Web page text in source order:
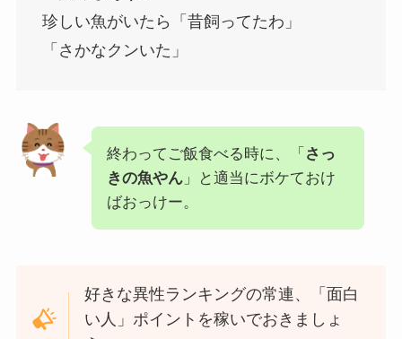
珍しい魚がいたら「昔飼ってたわ」
「さかなクンいた」
終わってご飯食べる時に、「 さっ
きの魚やん」と適当にボケておけ
ばおっけー。
好きな異性ランキングの常連、「面白
い人」ポイントを稼いでおきましょ